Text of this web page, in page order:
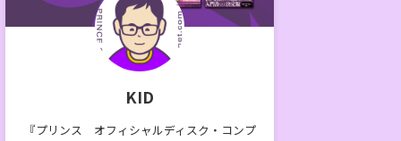
KID
『プリンス オフィシャルディスク・コンプ